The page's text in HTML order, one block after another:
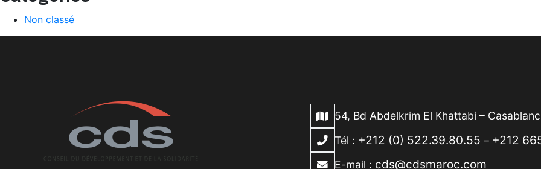
Non classé
54, Bd Abdelkrim El Khattabi –
Tél : +212 (0) 522.39.80.55 – +212
E-mail : cds@cdsmaroc.com